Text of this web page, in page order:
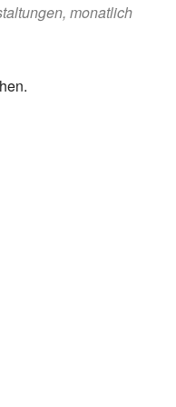
monatlich